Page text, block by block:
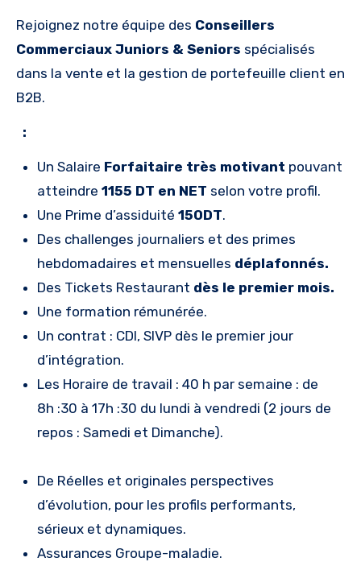
Rejoignez notre équipe des Conseillers
Commerciaux Juniors & Seniors spécialisés
dans la vente et la gestion de portefeuille client en
B2B.
:
Un Salaire Forfaitaire très motivant pouvant
atteindre 1155 DT en NET selon votre profil.
Une Prime d’assiduité 150DT.
Des challenges journaliers et des primes
hebdomadaires et mensuelles déplafonnés.
Des Tickets Restaurant dès le premier mois.
Une formation rémunérée.
Un contrat : CDI, SIVP dès le premier jour
d’intégration.
Les Horaire de travail : 40 h par semaine : de
8h :30 à 17h :30 du lundi à vendredi (2 jours de
repos : Samedi et Dimanche).
De Réelles et originales perspectives
d’évolution, pour les profils performants,
sérieux et dynamiques.
Assurances Groupe-maladie.